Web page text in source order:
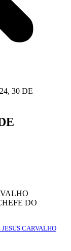
30 DE
DO
CARVALHO